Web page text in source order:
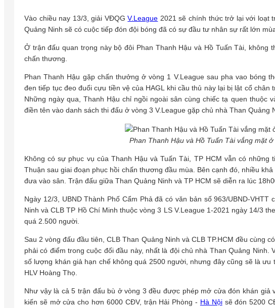
Vào chiều nay 13/3, giải VĐQGV.League 2021 sẽ chính thức trở lại với loạt
Quảng Ninh sẽ có cuộc tiếp đón đội bóng đã có sự đầu tư nhân sự rất lớn
Ở trận đấu quan trọng này bộ đôi Phan Thanh Hậu và Hồ Tuấn Tài, không
chấn thương.
Phan Thanh Hậu gặp chấn thưởng ở vòng 1 V.League sau pha vao bóng
đen tiếp tục đeo đuổi cựu tiền vệ của HAGL khi cầu thủ này lại bị lật cổ
Những ngày qua, Thanh Hậu chỉ ngồi ngoài sân cùng chiếc tạ quen thuộc
điền tên vào danh sách thi đấu ở vòng 3 V.League gặp chủ nhà Than Quảng
Phan Thanh Hậu và Hồ Tuấn Tài vắng mặt ở
Không có sự phục vụ của Thanh Hậu và Tuấn Tài, TP HCM vẫn có
Thuận sau giai đoạn phục hồi chấn thương đầu mùa. Bên cạnh đó, nhiều
đưa vào sân. Trận đấu giữa Than Quảng Ninh và TP HCM sẽ diễn ra lúc
Ngày 12/3, UBND Thành Phố Cẩm Phả đã có văn bản số 963/UBND-
Ninh và CLB TP Hồ Chí Minh thuộc vòng 3 LS V.League 1-2021 ngày 14/3
quá 2.500 người.
Sau 2 vòng đấu đầu tiên, CLB Than Quảng Ninh và CLB TP.HCM đều cùng
phải có điểm trong cuộc đối đầu này, nhất là đội chủ nhà Than Quảng
số lượng khán giả hạn chế không quá 2500 người, nhưng đây cũng sẽ là
HLV Hoàng Thọ.
Như vậy là cả 5 trận đấu bù ở vòng 3 đều được phép mở cửa đón khán giả
kiến sẽ mở cửa cho hơn 6000 CĐV, trận Hải Phòng - Hà Nộisẽ đón 5200